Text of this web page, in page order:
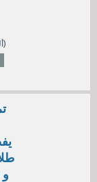
نقاط)